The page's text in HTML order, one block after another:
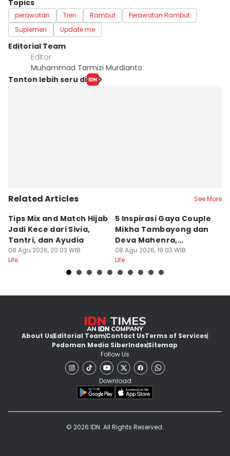
Topics
perawatan Tren Rambut
Perawatan Rambut
Suplemen
Update me
Editorial Team
Editor
Muhammad Tarmizi Murdianto
Tonton lebih seru di
Related Articles See More
Tips Mix and Match Hijab
Jadi Kece dari Sivia,
Tantri, dan Ayudia
08 Agu 2026, 20:03 WIB
Life
5 Inspirasi Gaya Couple
Mikha Tambayong dan
Deva Mahenra,
Berkelas!
08 Agu 2026, 19:03 WIB
Life
About UsEditorial TeamContact UsTerms of Services
Pedoman Media SiberIndexSitemap
Follow Us
Download
© 2026 IDN. All Rights Reserved.